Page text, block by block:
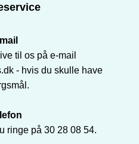
til os på e-mail
- hvis du skulle have
ringe på 30 28 08 54.